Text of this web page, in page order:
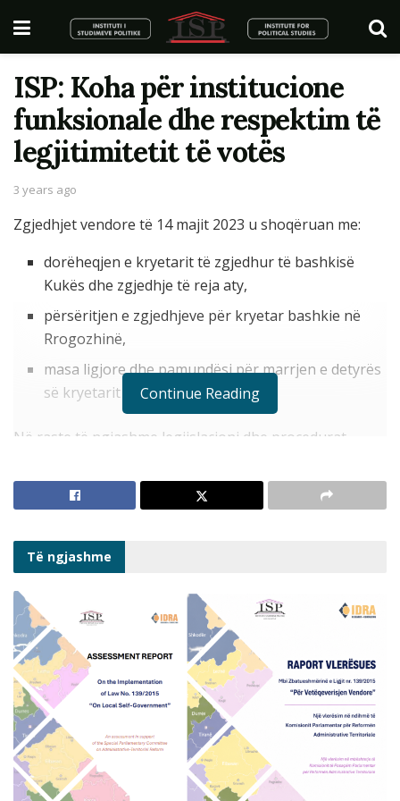
ISP: Koha për institucione
funksionale dhe respektim të
legjitimitetit të votës
3 years ago
Zgjedhjet vendore të 14 majit 2023 u shoqëruan me:
dorëheqjen e kryetarit të zgjedhur të bashkisë
Kukës dhe zgjedhje të reja aty,
përsëritjen e zgjedhjeve për kryetar bashkie në
Rrogozhinë,
masa ligjore dhe pamundësi për marrjen e detyrës
së kryetarit të bashkisë Himarë.
Në raste të ngjashme legjislacioni dhe procedurat
problematikave. Vendimmarrjet e institucioneve dhe
interpretimi i legjislacionit zgjedhor shoqërohen me
Zgjedhjet bëhen për qytetarët dhe vota delegon
përgjegjësitë e drejtimit 4 vjeçar të bashkive respektive.
Çdo vonesë apo pengesë që pamundëson respektimin
e sovranitetit dhe votës qytetare përbën një shqetësim
dhe devijim nga praktikat e shtetit të së drejtës dhe
demokracisë funksionale. Rastet e cituara janë dëshmi
e kontrastit midis legjislacionit në fuqi dhe vullnetit të
munguar politik për zgjidhje të qëndrueshme
institucionale. Ato konfirmojnë edhe dështimin e
partive politike për të ofruar kandidatë me integritet të
Continue Reading
Të ngjashme